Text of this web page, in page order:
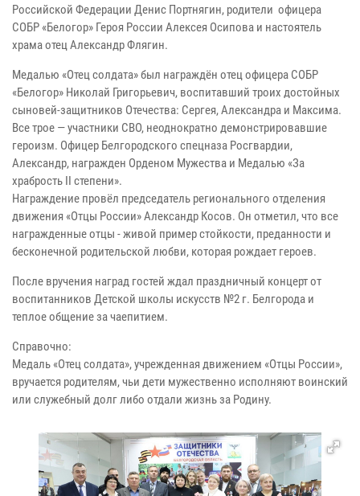
Российской Федерации Денис Портнягин, родители офицера
СОБР «Белогор» Героя России Алексея Осипова и настоятель
храма отец Александр Флягин.
Медалью «Отец солдата» был награждён отец офицера СОБР
«Белогор» Николай Григорьевич, воспитавший троих достойных
сыновей-защитников Отечества: Сергея, Александра и Максима.
Все трое — участники СВО, неоднократно демонстрировавшие
героизм. Офицер Белгородского спецназа Росгвардии,
Александр, награжден Орденом Мужества и Медалью «За
храбрость II степени».
Награждение провёл председатель регионального отделения
движения «Отцы России» Александр Косов. Он отметил, что все
награжденные отцы - живой пример стойкости, преданности и
бесконечной родительской любви, которая рождает героев.
После вручения наград гостей ждал праздничный концерт от
воспитанников Детской школы искусств №2 г. Белгорода и
теплое общение за чаепитием.
Справочно:
Медаль «Отец солдата», учрежденная движением «Отцы России»,
вручается родителям, чьи дети мужественно исполняют воинский
или служебный долг либо отдали жизнь за Родину.